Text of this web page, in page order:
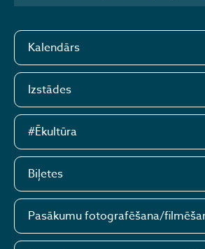
Kalendārs
Izstādes
#Ēkultūra
Biļetes
Pasākumu fotografēšana/